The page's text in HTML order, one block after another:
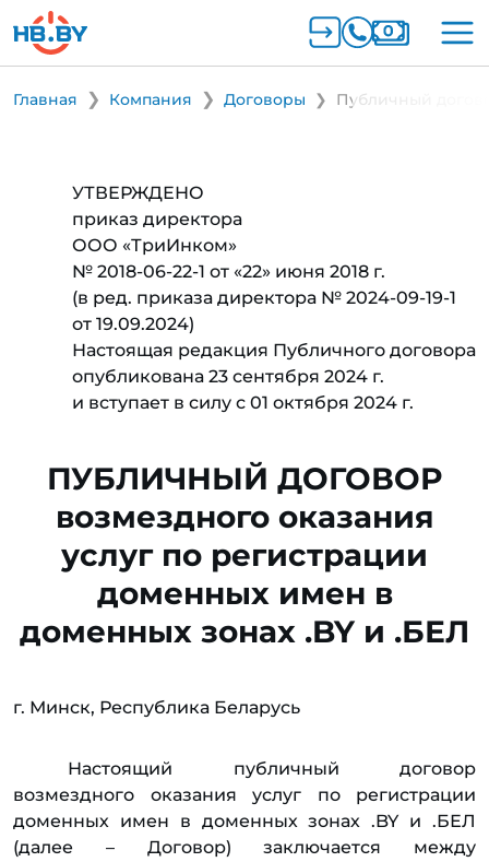
Главная Компания Договоры Публичный
УТВЕРЖДЕНО
приказ директора
ООО «ТриИнком»
№ 2018-06-22-1 от «22» июня 2018 г.
(в ред. приказа директора № 2024-09-19-1
от 19.09.2024)
Настоящая редакция Публичного договора
опубликована 23 сентября 2024 г.
и вступает в силу с 01 октября 2024 г.
ПУБЛИЧНЫЙ ДОГОВОР
возмездного оказания
услуг по регистрации
доменных имен в
доменных зонах .BY и .БЕЛ
г. Минск, Республика Беларусь
Настоящий публичный договор
возмездного оказания услуг по регистрации
доменных имен в доменных зонах .BY и .БЕЛ
(далее – Договор) заключается между